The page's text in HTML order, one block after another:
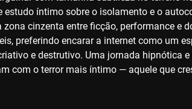
íntimo sobre o isolamento e o
cinzenta entre ficção, performance e
preferindo encarar a internet como um
e destrutivo. Uma jornada hipnótica
com o terror mais íntimo — aquele que